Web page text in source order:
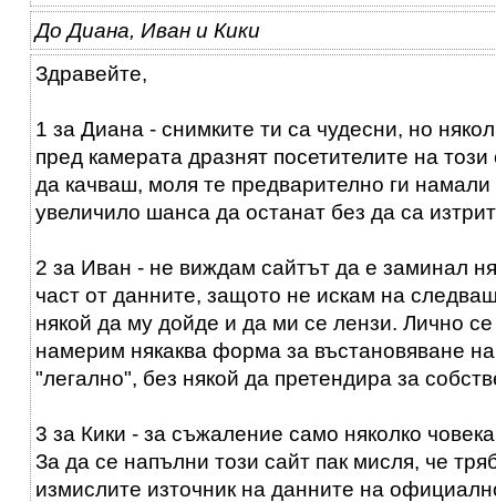
До Диана, Иван и Кики
Здравейте,
1 за Диана - снимките ти са чудесни, но
пред камерата дразнят посетителите на
да качваш, моля те предварително ги
увеличило шанса да останат без да са
2 за Иван - не виждам сайтът да е заминал
част от данните, защото не искам на
някой да му дойде и да ми се лензи. Лично
намерим някаква форма за въстановяване
"легално", без някой да претендира за
3 за Кики - за съжаление само няколко
За да се напълни този сайт пак мисля, че
измислите източник на данните на